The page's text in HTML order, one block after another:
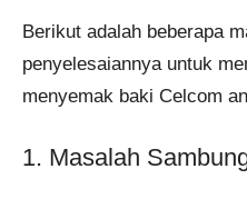
Berikut adalah beberapa
penyelesaiannya untuk
menyemak baki Celcom
1. Masalah